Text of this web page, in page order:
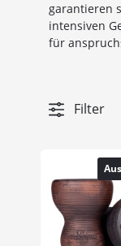
garantieren
intensiven
für
Filter